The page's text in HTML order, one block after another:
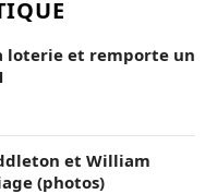
loterie et remporte un
et William
(photos)